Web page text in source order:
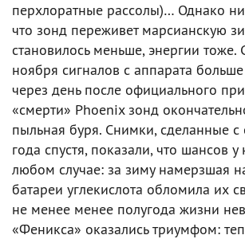
перхлоратные рассолы)… Однако
что зонд переживет марсианскую
становилось меньше, энергии тоже.
ноября сигналов с аппарата
через день после официального
«смерти» Phoenix зонд
пыльная буря. Снимки, сделанные с
года спустя, показали, что шансов
любом случае: за зиму намерзшая
батареи углекислота обломила их
не менее менее полугода жизни
«Феникса» оказались триумфом: